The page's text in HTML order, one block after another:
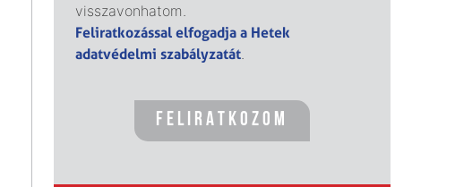
visszavonhatom.
Feliratkozással elfogadja a Hetek
adatvédelmi szabályzatát